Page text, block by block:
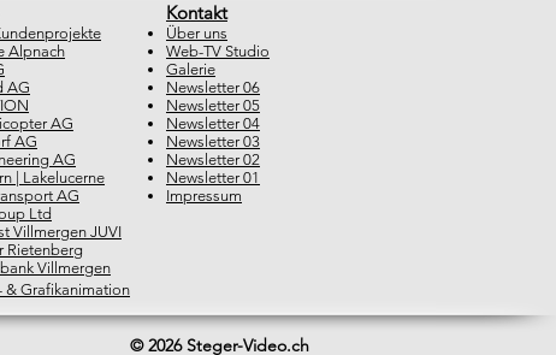
Alpnach
AG
AG
AG
AG
| Lakelucerne
AG
Ltd
Villmergen JUVI
Rietenberg
Villmergen
& Grafikanimation
Kontakt
Über uns
Web-TV Studio
Galerie
Newsletter 06
Newsletter 05
Newsletter 04
Newsletter 03
Newsletter 02
Newsletter 01
Impressum
© 2026 Steger-Video.ch